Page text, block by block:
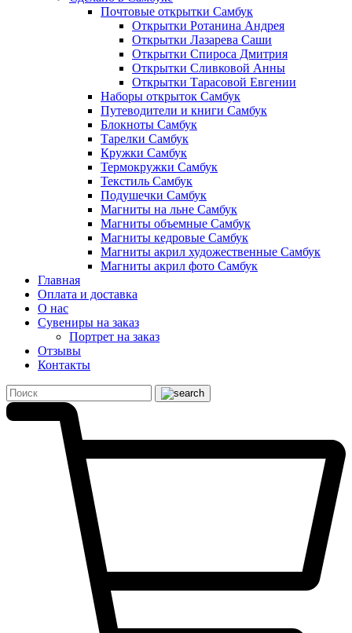
Почтовые открытки Самбук
Открытки Ротанина Андрея
Открытки Лазарева Саши
Открытки Спироса Дмитрия
Открытки Сливковой Анны
Открытки Тарасовой Евгении
Наборы открыток Самбук
Путеводители и книги Самбук
Блокноты Самбук
Тарелки Самбук
Кружки Самбук
Термокружки Самбук
Текстиль Самбук
Подушечки Самбук
Магниты на льне Самбук
Магниты объемные Самбук
Магниты кедровые Самбук
Магниты акрил художественные Самбук
Магниты акрил фото Самбук
Главная
Оплата и доставка
О нас
Сувениры на заказ
Портрет на заказ
Отзывы
Контакты